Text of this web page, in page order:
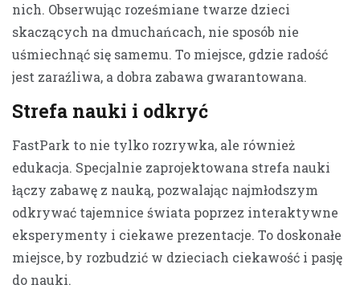
nich. Obserwując roześmiane twarze dzieci
skaczących na dmuchańcach, nie sposób nie
uśmiechnąć się samemu. To miejsce, gdzie radość
jest zaraźliwa, a dobra zabawa gwarantowana.
Strefa nauki i odkryć
FastPark to nie tylko rozrywka, ale również
edukacja. Specjalnie zaprojektowana strefa nauki
łączy zabawę z nauką, pozwalając najmłodszym
odkrywać tajemnice świata poprzez interaktywne
eksperymenty i ciekawe prezentacje. To doskonałe
miejsce, by rozbudzić w dzieciach ciekawość i pasję
do nauki.